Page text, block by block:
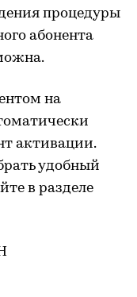
процедуры
абонента
на
активации.
удобный
в разделе